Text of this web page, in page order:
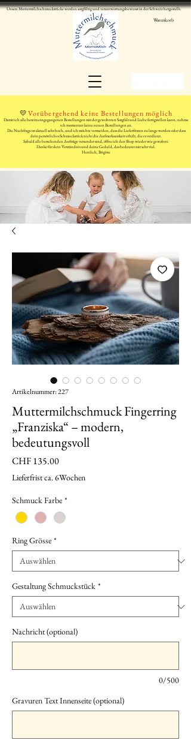
Unsere Muttermilchschmuckstücke werden sorgfältig und verantwortungsbewusst in der Schweiz hergestellt.
Warenkorb
💛Vorübergehend keine Bestellungen möglich
Damit ich alle bereits eingegangenen Bestellungen mit der gewohnten Sorgfalt und Liebe fertigstellen kann, nehme
ich momentan keine neuen Bestellungen an.
Die Nachfrage ist aktuell sehr hoch, und ich möchte vermeiden, dass die Lieferfristen zu lange werden oder dass
dein persönliches Schmuckstück nicht die Aufmerksamkeit erhält, die es verdient.
Sobald alle bestehenden Aufträge versendet sind, öffne ich den Shop wieder wie gewohnt.
Danke für dein Verständnis und deine Geduld, das bedeutet mir sehr viel.
Herzlich, Brigitte
Artikelnummer: 227
Muttermilchschmuck Fingerring
„Franziska“ – modern,
bedeutungsvoll
CHF 135.00Preis
Lieferfrist ca. 6Wochen
Schmuck Farbe *
Ring Grösse *
Gestaltung Schmuckstück *
Nachricht (optional)
0/500
Gravuren Text Innenseite (optional)